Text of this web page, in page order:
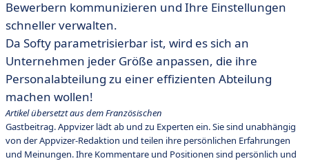
Bewerbern kommunizieren und Ihre Einstellungen
schneller verwalten.
Da Softy parametrisierbar ist, wird es sich an
Unternehmen jeder Größe anpassen, die ihre
Personalabteilung zu einer effizienten Abteilung
machen wollen!
Artikel übersetzt aus dem Französischen
Gastbeitrag. Appvizer lädt ab und zu Experten ein. Sie sind unabhängig
von der Appvizer-Redaktion und teilen ihre persönlichen Erfahrungen
und Meinungen. Ihre Kommentare und Positionen sind persönlich und